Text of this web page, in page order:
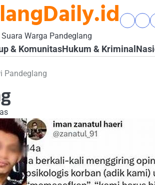
Warga Pandeglang
Beranda
& KomunitasHukum & Kriminal
Pandeglang